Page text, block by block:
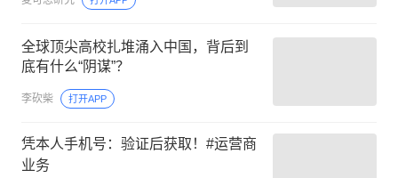
全球顶尖高校扎堆涌入中国，背后到
底有什么“阴谋”？
李砍柴 打开APP
凭本人手机号：验证后获取！#运营商
业务